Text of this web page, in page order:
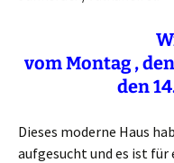
vomMontag ,
den
Dieses moderne Haus
aufgesucht und es ist